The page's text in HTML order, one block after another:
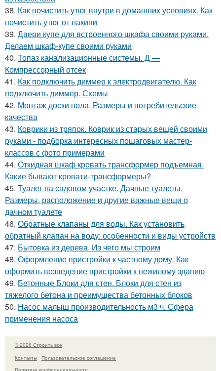
38. Как почистить утюг внутри в домашних условиях. Как
почистить утюг от накипи
39. Двери купе для встроенного шкафа своими руками.
Делаем шкаф-купе своими руками
40. Топаз канализационные системы. Д —
Компрессорный отсек
41. Как подключить диммер к электродвигателю. Как
подключить диммер. Схемы
42. Монтаж доски пола. Размеры и потребительские
качества
43. Коврики из тряпок. Коврик из старых вещей своими
руками - подборка интересных пошаговых мастер-
классов с фото примерами
44. Откидная шкаф кровать трансформер подъемная.
Какие бывают кровати-трансформеры?
45. Туалет на садовом участке. Дачные туалеты.
Размеры, расположение и другие важные вещи о
дачном туалете
46. Обратные клапаны для воды. Как установить
обратный клапан на воду: особенности и виды устройств
47. Бытовка из дерева. Из чего мы строим
48. Оформление пристройки к частному дому. Как
оформить возведение пристройки к нежилому зданию
49. Бетонные Блоки для стен. Блоки для стен из
тяжелого бетона и преимущества бетонных блоков
50. Насос малыш производительность м3 ч. Сфера
применения насоса
© 2026 Строить все
Контакты
Пользовательское соглашение